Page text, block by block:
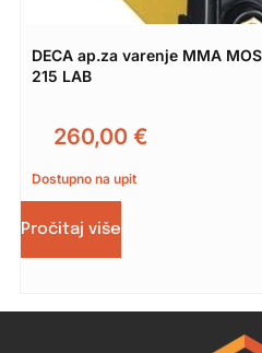
DECA ap.za varenje MMA
215 LAB
260,00 €
Dostupno na upit
Pročitaj više